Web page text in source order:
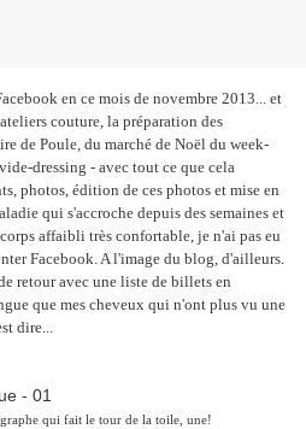
en ce mois de novembre 2013... et
couture, la préparation des
de Poule, du marché de Noël du week-
dressing - avec tout ce que cela
photos, édition de ces photos et mise en
qui s'accroche depuis des semaines et
affaibli très confortable, je n'ai pas eu
Facebook. A l'image du blog, d'ailleurs.
retour avec une liste de billets en
que mes cheveux qui n'ont plus vu une
dire...
qui fait le tour de la toile, une!